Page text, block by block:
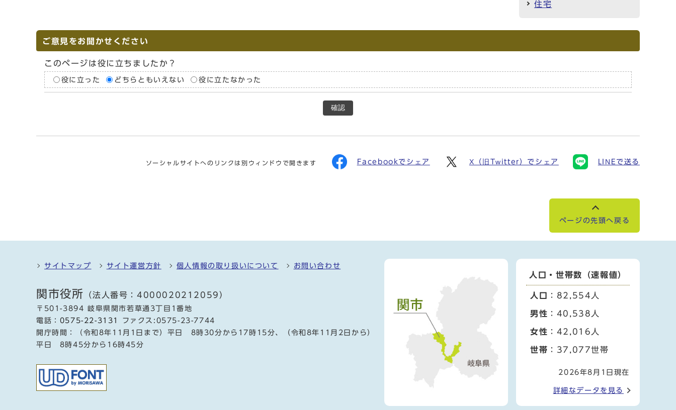
住宅
ご意見をお聞かせください
このページは役に立ちましたか？
役に立った どちらともいえない 役に立たなかった
確認
ソーシャルサイトへのリンクは別ウィンドウで開きます Facebookでシェア X（旧Twitter）でシェア LINEで送る
ページの先頭へ戻る
サイトマップ サイト運営方針 個人情報の取り扱いについて お問い合わせ
関市役所 （法人番号：4000020212059）
〒501-3894 岐阜県関市若草通3丁目1番地
電話： 0575-22-3131
ファクス:0575-23-7744
開庁時間：（令和8年11月1日まで）平日 8時30分から17時15分、（令和8年11月2日から）
平日 8時45分から16時45分
人口・世帯数（速報値）
人口 ：82,554人
男性 ：40,538人
女性 ：42,016人
世帯 ：37,077世帯
2026年8月1日現在
詳細なデータを見る